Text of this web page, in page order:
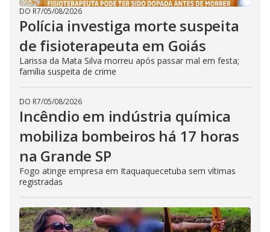
DO R7/05/08/2026
Polícia investiga morte suspeita
de fisioterapeuta em Goiás
Larissa da Mata Silva morreu após passar mal em festa;
família suspeita de crime
DO R7/05/08/2026
Incêndio em indústria química
mobiliza bombeiros há 17 horas
na Grande SP
Fogo atinge empresa em Itaquaquecetuba sem vítimas
registradas